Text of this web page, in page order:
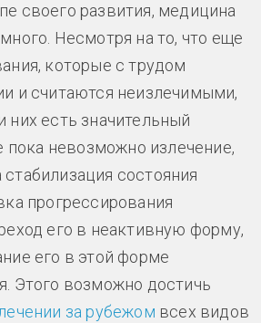
своего развития, медицина
Несмотря на то, что еще
которые с трудом
и считаются неизлечимыми,
есть значительный
пока невозможно излечение,
состояния
прогрессирования
его в неактивную форму,
его в этой форме
Этого возможно достичь
лечении за рубежом всех видов